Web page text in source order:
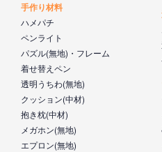
手作り材料
ハメパチ
ペンライト
パズル(無地)・フレーム
着せ替えペン
透明うちわ(無地)
クッション(中材)
抱き枕(中材)
メガホン(無地)
エプロン(無地)